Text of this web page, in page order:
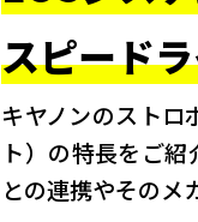
スピード
キヤノンのストロ
ト）の特長をご
との連携やそのメ